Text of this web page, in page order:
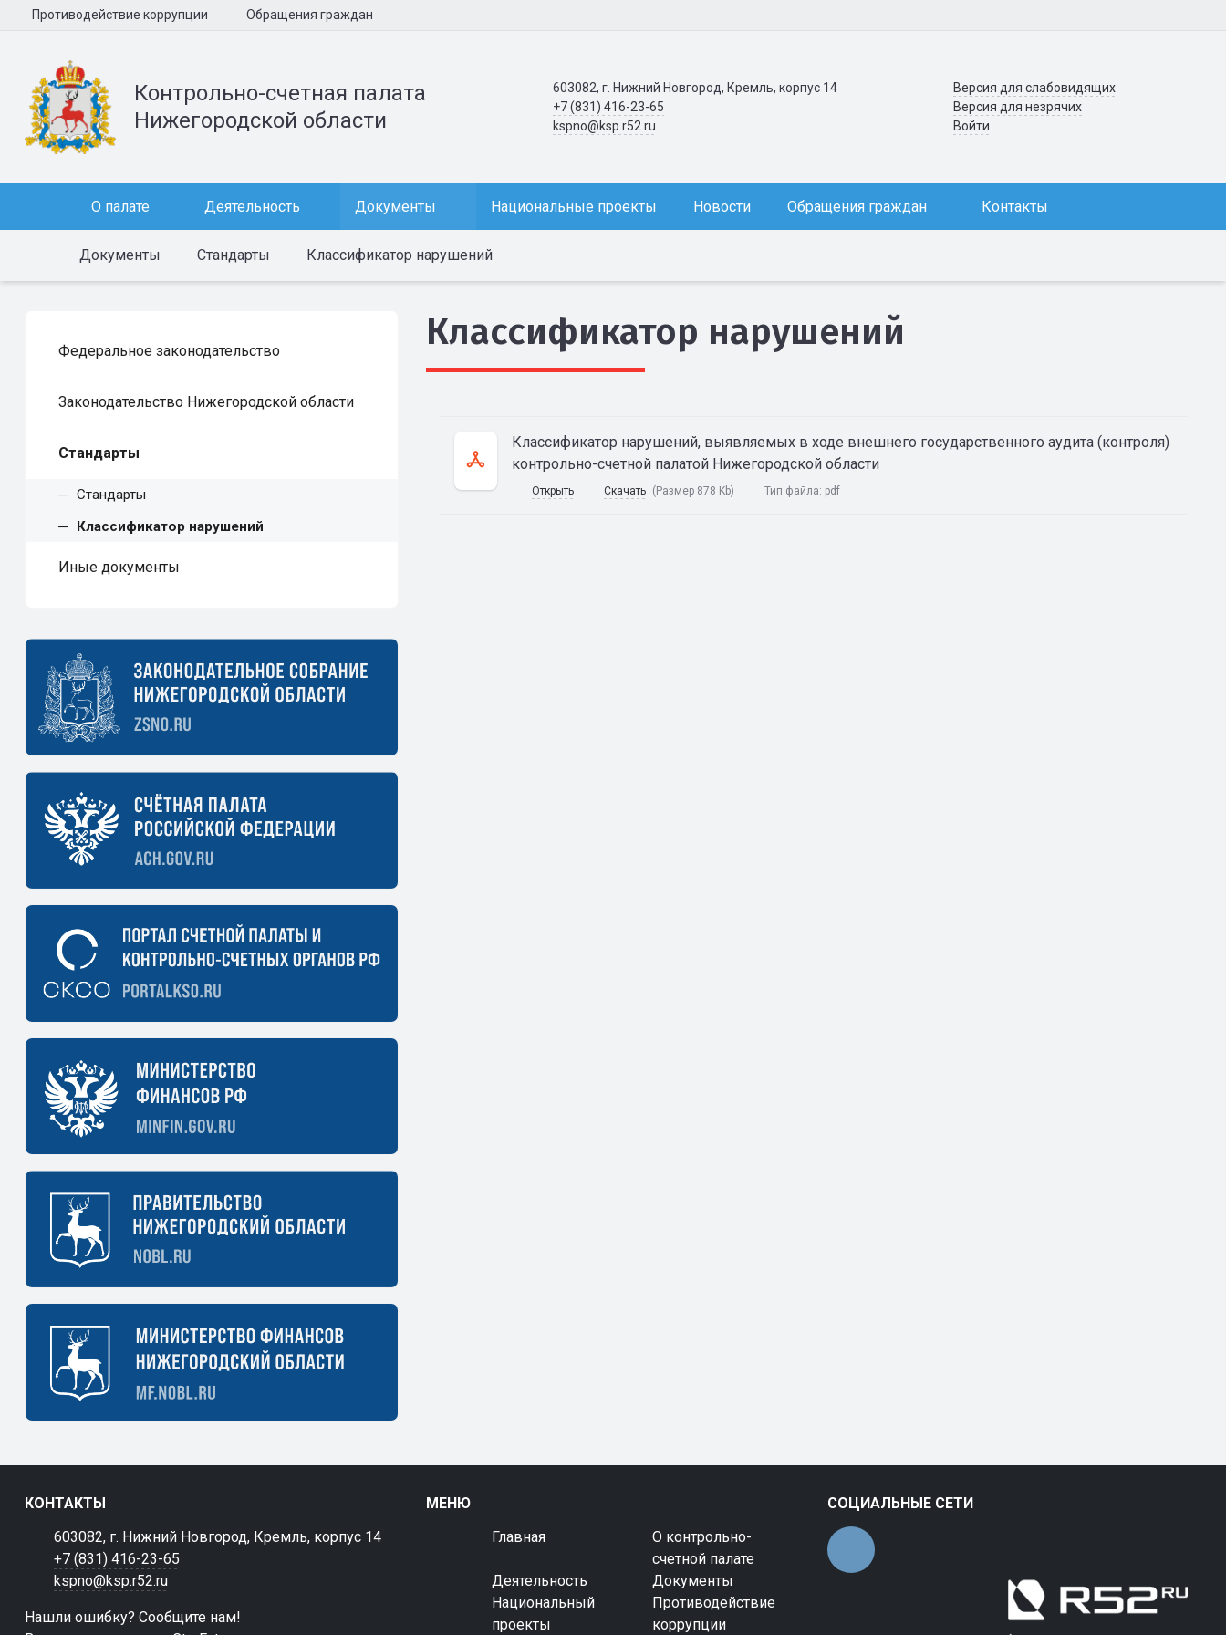
Противодействие коррупции Обращения граждан
Контрольно-счетная палата
Нижегородской области
603082, г. Нижний Новгород, Кремль, корпус 14
+7 (831) 416-23-65
kspno@ksp.r52.ru
Версия для слабовидящих
Версия для незрячих
Войти
О палате Деятельность Документы Национальные проекты Новости Обращения граждан Контакты
Документы Стандарты Классификатор нарушений
Федеральное законодательство
Законодательство Нижегородской области
Стандарты
Стандарты
Классификатор нарушений
Иные документы
Классификатор нарушений
Классификатор нарушений, выявляемых в ходе внешнего государственного аудита (контроля)
контрольно-счетной палатой Нижегородской области
Открыть Скачать (Размер 878 Kb) Тип файла: pdf
КОНТАКТЫ
603082, г. Нижний Новгород, Кремль, корпус 14
+7 (831) 416-23-65
kspno@ksp.r52.ru
Нашли ошибку? Сообщите нам!
МЕНЮ
Главная
О контрольно-
счетной палате
Деятельность
Документы
Национальный
проекты
Противодействие
коррупции
СОЦИАЛЬНЫЕ СЕТИ